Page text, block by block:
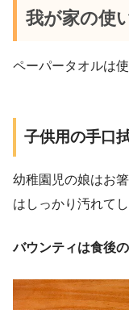
我が家の使
ペーパータオルは
子供用の手口
幼稚園児の娘はお
はしっかり汚れてし
バウンティは食後